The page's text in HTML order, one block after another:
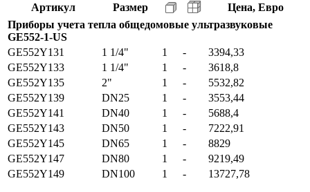
Артикул Размер
Цена, Евро
Приборы учета тепла общедомовые ультразвуковые
GE552-1-US
GE552Y131
1 1/4" 1 -
3394,33
GE552Y133
1 1/4" 1 -
3618,8
GE552Y135
2" 1 -
5532,82
GE552Y139
DN25 1 -
3553,44
GE552Y141
DN40 1 -
5688,4
GE552Y143
DN50 1 -
7222,91
GE552Y145
DN65 1 -
8829
GE552Y147
DN80 1 -
9219,49
GE552Y149
DN100 1 - 13727,78